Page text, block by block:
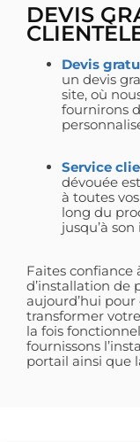
DEVIS
Devis
un devis
site, où
fournirons
Service
dévouée
à toutes
long du
jusqu’à
Faites confiance
d’installation de
aujourd’hui
transformer
la fois
fournissons
portail ainsi que